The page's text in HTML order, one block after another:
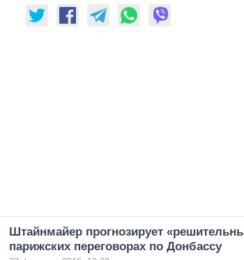
Штайнмайер прогнозирует
парижских переговорах по Донбассу